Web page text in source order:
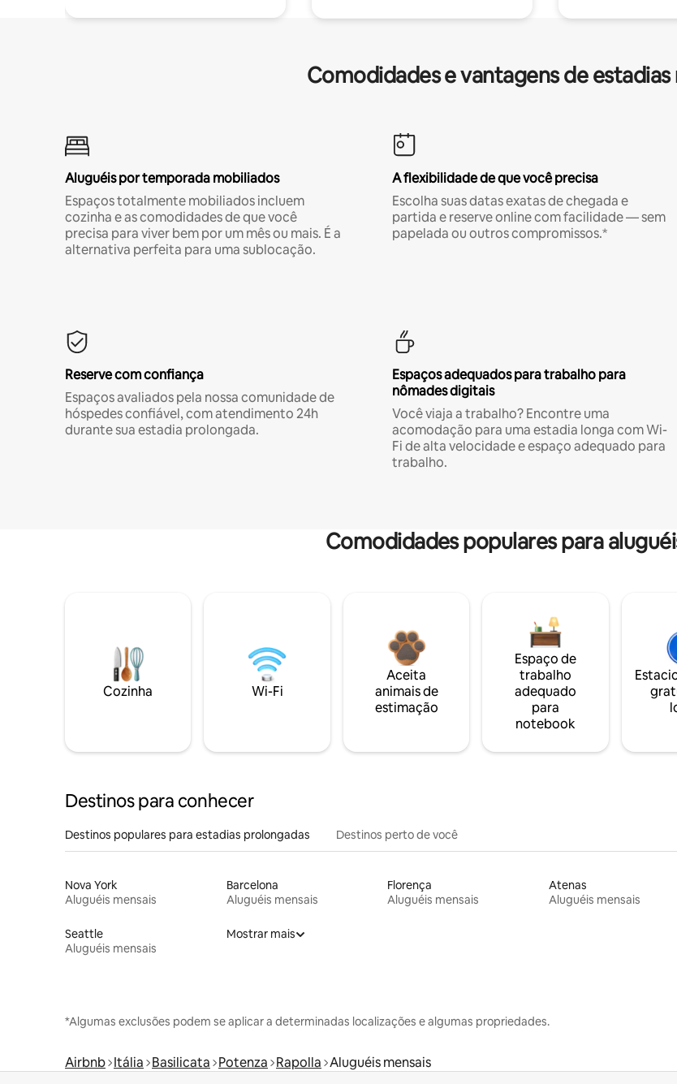
Comodidades e vantagens de estadias
Aluguéis por temporada mobiliados
Espaços totalmente mobiliados incluem
cozinha e as comodidades de que você
precisa para viver bem por um mês ou mais. É a
alternativa perfeita para uma sublocação.
A flexibilidade de que você precisa
Escolha suas datas exatas de chegada e
partida e reserve online com facilidade — sem
papelada ou outros compromissos.*
Reserve com confiança
Espaços avaliados pela nossa comunidade de
hóspedes confiável, com atendimento 24h
durante sua estadia prolongada.
Espaços adequados para trabalho para
nômades digitais
Você viaja a trabalho? Encontre uma
acomodação para uma estadia longa com Wi-
Fi de alta velocidade e espaço adequado para
trabalho.
Comodidades populares para
Cozinha Wi-Fi
Aceita
animais de
estimação
Espaço de
trabalho
adequado
para
notebook
Destinos para conhecer
Destinos populares para estadias prolongadas Destinos perto de você
Nova York
Aluguéis mensais
Barcelona
Aluguéis mensais
Florença
Aluguéis mensais
Atenas
Aluguéis mensais
Seattle
Aluguéis mensais
Mostrar mais
*Algumas exclusões podem se aplicar a determinadas localizações e algumas propriedades.
Airbnb Itália Basilicata Potenza Rapolla Aluguéis mensais